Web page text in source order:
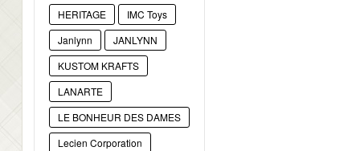
HERITAGE
IMC Toys
Janlynn
JANLYNN
KUSTOM KRAFTS
LANARTE
LE BONHEUR DES DAMES
Lecien Corporation